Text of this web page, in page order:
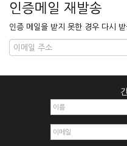
인증메일 재발송
인증 메일을 받지 못한 경우 다시